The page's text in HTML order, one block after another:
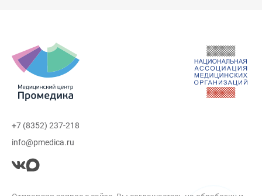
+7 (8352) 237-218
info@pmedica.ru